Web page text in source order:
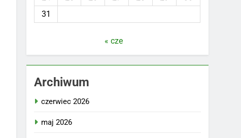
31
« cze
Archiwum
czerwiec 2026
maj 2026